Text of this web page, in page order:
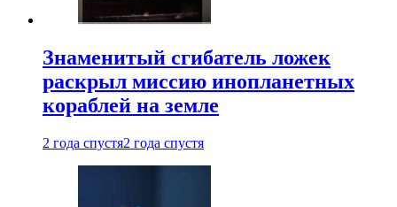
Знаменитый сгибатель ложек
раскрыл миссию инопланетных
кораблей на земле
2 года спустя2 года спустя